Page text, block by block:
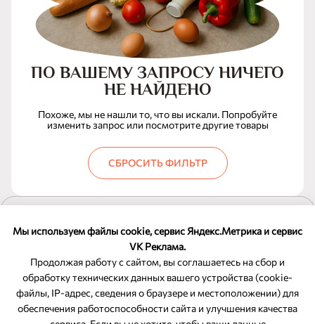
Мы используем файлы cookie, сервис Яндекс.Метрика и сервис
VK Реклама.
Продолжая работу с сайтом, вы соглашаетесь на сбор и
обработку технических данных вашего устройства (cookie-
файлы, IP-адрес, сведения о браузере и местоположении) для
обеспечения работоспособности сайта и улучшения качества
ПО ВАШЕМУ ЗАПРОСУ НИЧЕГО
НЕ НАЙДЕНО
Похоже, мы не нашли то, что вы искали. Попробуйте
изменить запрос или посмотрите другие товары
СБРОСИТЬ ФИЛЬТР
ОБРАТНАЯ СВЯЗЬ